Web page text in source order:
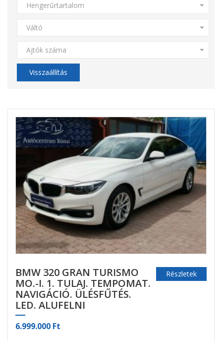
Hengerűrtartalom
Váltó
Ajtók száma
Visszaállítás
BMW 320 GRAN TURISMO
MO.-I. 1. TULAJ. TEMPOMAT.
NAVIGÁCIÓ. ÜLÉSFŰTÉS.
LED. ALUFELNI
6.999.000 Ft
Részletek